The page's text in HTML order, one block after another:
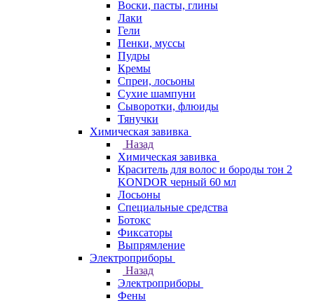
Воски, пасты, глины
Лаки
Гели
Пенки, муссы
Пудры
Кремы
Спреи, лосьоны
Сухие шампуни
Сыворотки, флюиды
Тянучки
Химическая завивка
Назад
Химическая завивка
Краситель для волос и бороды тон 2
KONDOR черный 60 мл
Лосьоны
Специальные средства
Ботокс
Фиксаторы
Выпрямление
Электроприборы
Назад
Электроприборы
Фены